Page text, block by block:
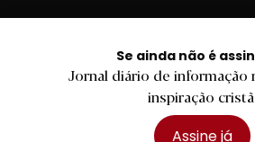
Se ainda não é
Jornal diário de informação
inspiração
Assine já